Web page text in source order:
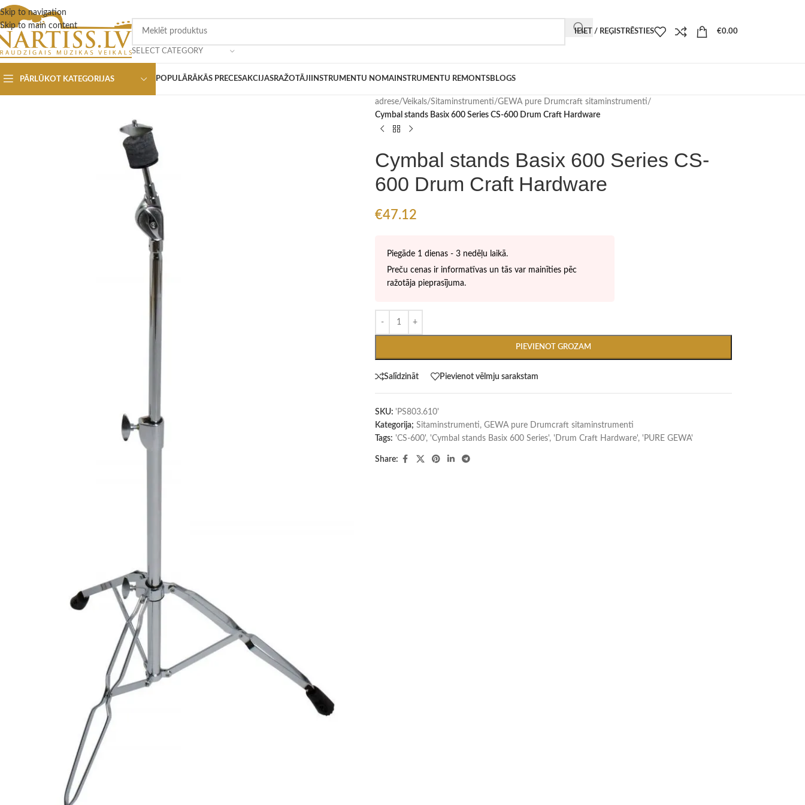
Skip to navigation
Skip to main content
SELECT CATEGORY
IEIET / REĢISTRĒSTIES €0.00
PĀRLŪKOT KATEGORIJAS POPULĀRĀKĀS PRECESAKCIJASRAŽOTĀJI INSTRUMENTU NOMA INSTRUMENTU REMONTSBLOGS
adrese/Veikals/Sitaminstrumenti/GEWA pure Drumcraft sitaminstrumenti/
Cymbal stands Basix 600 Series CS-600 Drum Craft Hardware
Cymbal stands Basix 600 Series CS-
600 Drum Craft Hardware
€47.12
Piegāde 1 dienas - 3 nedēļu laikā.
Preču cenas ir informatīvas un tās var mainīties pēc
ražotāja pieprasījuma.
PIEVIENOT GROZAM
Salīdzināt Pievienot vēlmju sarakstam
SKU: 'PS803.610'
Kategorija; Sitaminstrumenti, GEWA pure Drumcraft sitaminstrumenti
Tags: 'CS-600', 'Cymbal stands Basix 600 Series', 'Drum Craft Hardware', 'PURE GEWA'
Share: